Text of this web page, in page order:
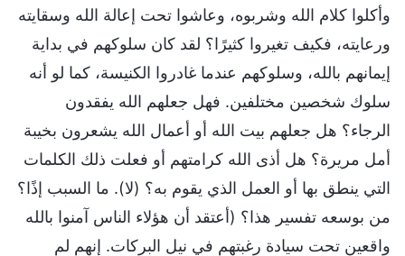
وأكلوا كلام الله وشربوه، وعاشوا تحت إعالة الله وسقايته
ورعايته، فكيف تغيروا كثيرًا؟ لقد كان سلوكهم في بداية
إيمانهم بالله، وسلوكهم عندما غادروا الكنيسة، كما لو أنه
سلوك شخصين مختلفين. فهل جعلهم الله يفقدون
الرجاء؟ هل جعلهم بيت الله أو أعمال الله يشعرون بخيبة
أمل مريرة؟ هل أذى الله كرامتهم أو فعلت ذلك الكلمات
التي ينطق بها أو العمل الذي يقوم به؟ (لا). ما السبب إذًا؟
من بوسعه تفسير هذا؟ (أعتقد أن هؤلاء الناس آمنوا بالله
واقعين تحت سيادة رغبتهم في نيل البركات. إنهم لم